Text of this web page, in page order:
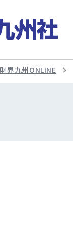
財界九州ONLINE